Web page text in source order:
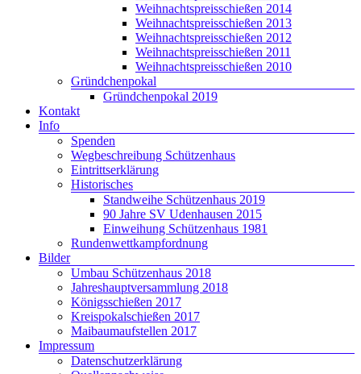
Weihnachtspreisschießen 2014
Weihnachtspreisschießen 2013
Weihnachtspreisschießen 2012
Weihnachtspreisschießen 2011
Weihnachtspreisschießen 2010
Gründchenpokal
Gründchenpokal 2019
Kontakt
Info
Spenden
Wegbeschreibung Schützenhaus
Eintrittserklärung
Historisches
Standweihe Schützenhaus 2019
90 Jahre SV Udenhausen 2015
Einweihung Schützenhaus 1981
Rundenwettkampfordnung
Bilder
Umbau Schützenhaus 2018
Jahreshauptversammlung 2018
Königsschießen 2017
Kreispokalschießen 2017
Maibaumaufstellen 2017
Impressum
Datenschutzerklärung